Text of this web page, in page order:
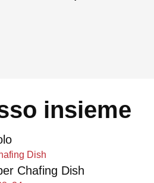
insieme
Chafing Dish